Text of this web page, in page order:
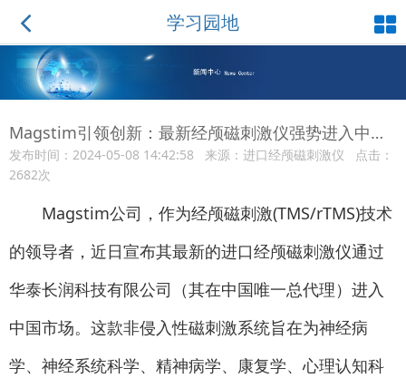
学习园地
Magstim引领创新：最新经颅磁刺激仪强势进入中国市场
发布时间：2024-05-08 14:42:58 来源：进口经颅磁刺激仪 点击：
2682次
Magstim公司，作为经颅磁刺激(TMS/rTMS)技术
的领导者，近日宣布其最新的进口经颅磁刺激仪通过
华泰长润科技有限公司（其在中国唯一总代理）进入
中国市场。这款非侵入性磁刺激系统旨在为神经病
学、神经系统科学、精神病学、康复学、心理认知科